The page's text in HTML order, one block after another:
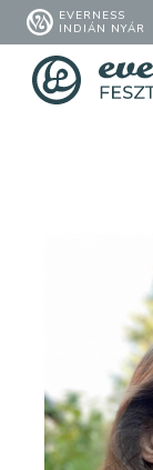
EVERNESS
INDIÁN NYÁR